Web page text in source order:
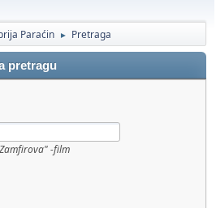
Paraćin ► Pretraga
pretragu
-film